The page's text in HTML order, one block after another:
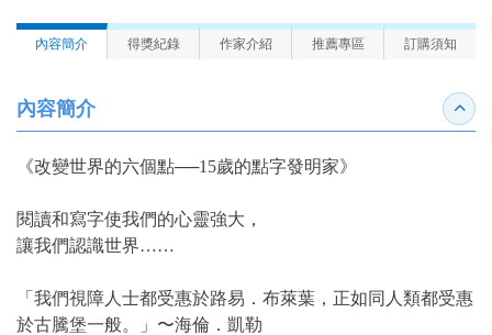
內容簡介 得獎紀錄 作家介紹 推薦專區 訂購須知
內容簡介 收合
《改變世界的六個點──15歲的點字發明家》
閱讀和寫字使我們的心靈強大，
讓我們認識世界……
「我們視障人士都受惠於路易．布萊葉，正如同人類都受惠
於古騰堡一般。」〜海倫．凱勒